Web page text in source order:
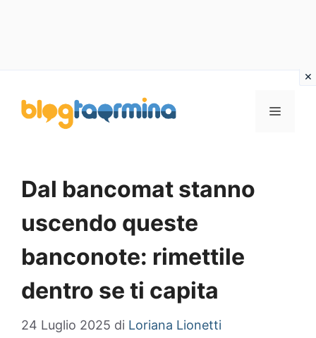
contenuto
MENU
Dal bancomat stanno
uscendo queste
banconote: rimettile
dentro se ti capita
24 Luglio 2025 di Loriana Lionetti